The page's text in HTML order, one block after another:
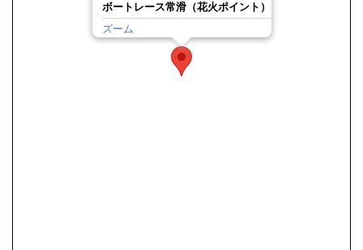
ボートレース常滑（花火ポイント）
ズーム